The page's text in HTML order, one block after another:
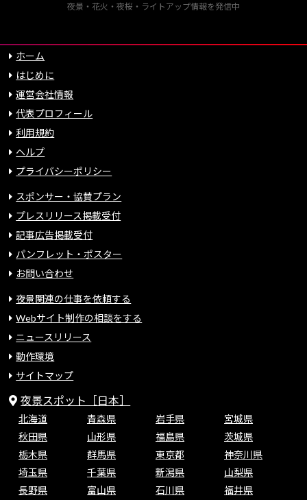
夜景・花火・夜桜・ライトアップ情報を発信中
ホーム
はじめに
運営会社情報
代表プロフィール
利用規約
ヘルプ
プライバシーポリシー
スポンサー・協賛プラン
プレスリリース掲載受付
記事広告掲載受付
パンフレット・ポスター
お問い合わせ
夜景関連の仕事を依頼する
Webサイト制作の相談をする
ニュースリリース
動作環境
サイトマップ
夜景スポット［日本］
北海道 青森県 岩手県
宮城県
秋田県
山形県 福島県
茨城県
栃木県
群馬県 東京都
神奈川県
埼玉県
千葉県 新潟県
山梨県
長野県
富山県 石川県
福井県